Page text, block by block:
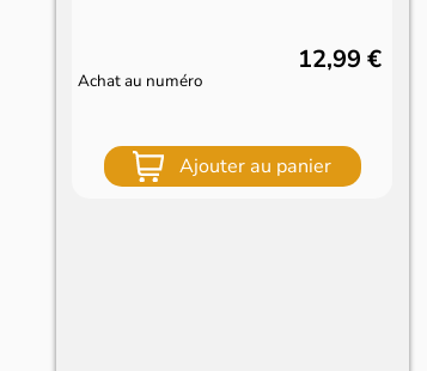
Achat au numéro
12,99 €
Ajouter au panier